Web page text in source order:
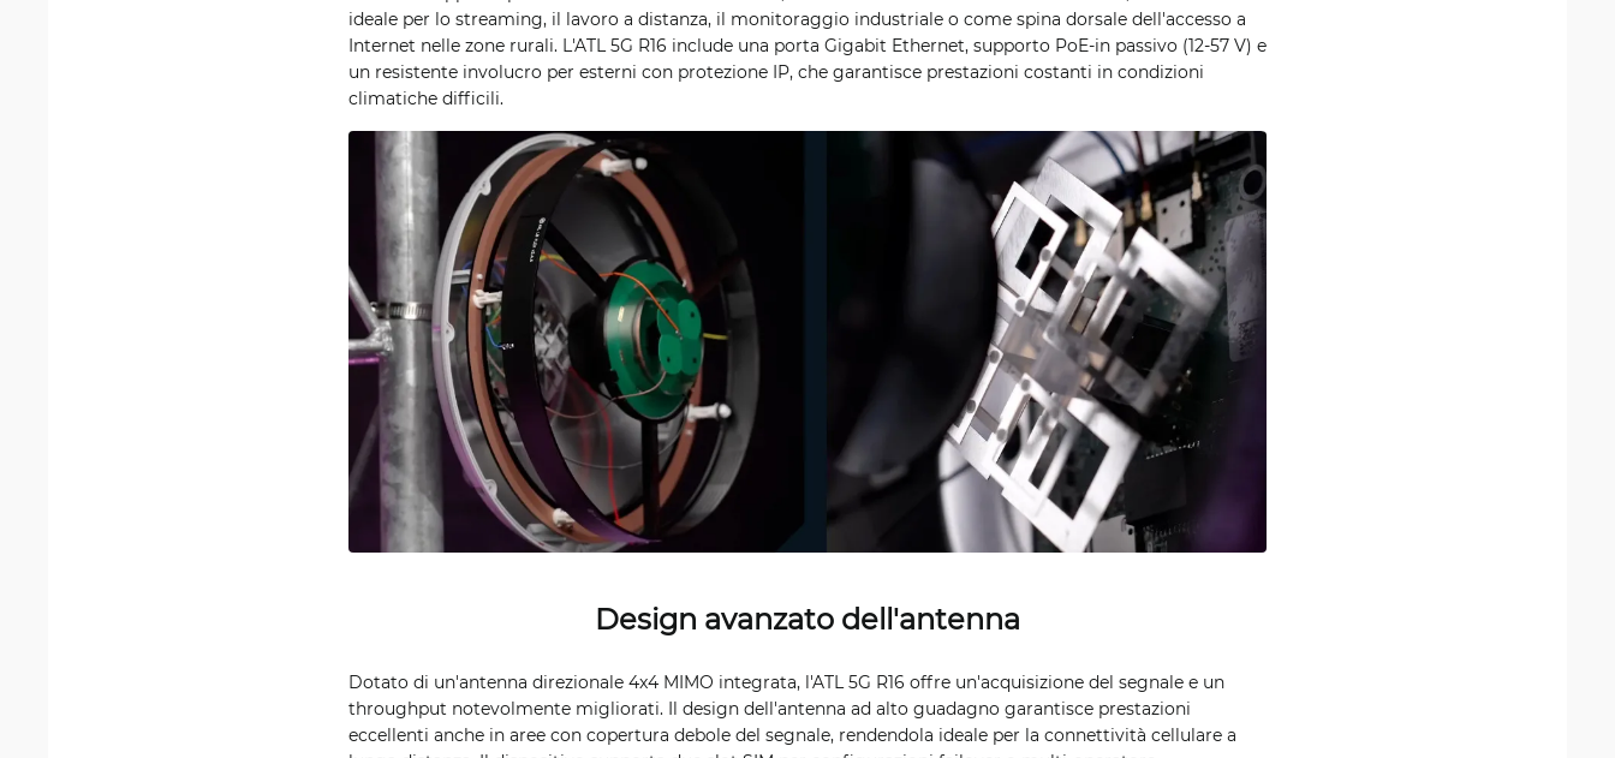
ideale per lo streaming, il lavoro a distanza, il monitoraggio industriale o come spina dorsale dell'accesso a
Internet nelle zone rurali. L'ATL 5G R16 include una porta Gigabit Ethernet, supporto PoE-in passivo (12-57 V) e
un resistente involucro per esterni con protezione IP, che garantisce prestazioni costanti in condizioni
climatiche difficili.
Design avanzato dell'antenna
Dotato di un'antenna direzionale 4x4 MIMO integrata, l'ATL 5G R16 offre un'acquisizione del segnale e un
throughput notevolmente migliorati. Il design dell'antenna ad alto guadagno garantisce prestazioni
eccellenti anche in aree con copertura debole del segnale, rendendola ideale per la connettività cellulare a